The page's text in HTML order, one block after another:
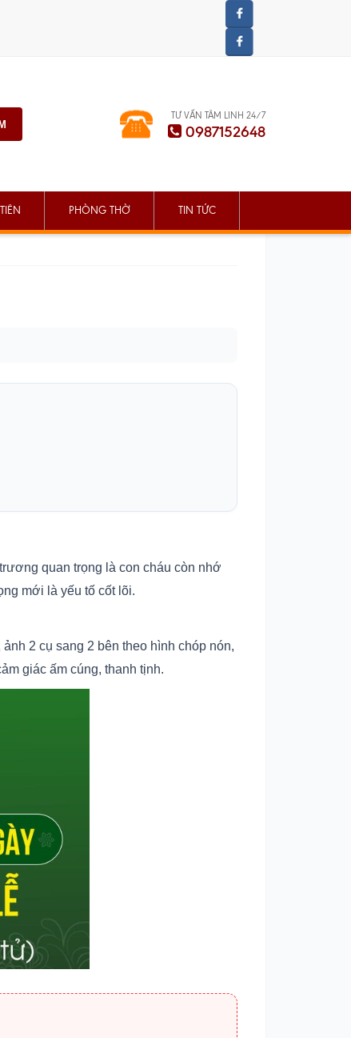
TƯ VẤN TÂM LINH 24/7
0987152648
PHÒNG THỜ TIN TỨC
quan trọng là con cháu còn nhớ
mới là yếu tố cốt lõi.
2 cụ sang 2 bên theo hình chóp nón,
giác ấm cúng, thanh tịnh.